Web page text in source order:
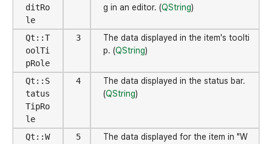
ditRo
le
g in an editor. (QString)
Qt::T
oolTi
pRole
3
The data displayed in the item's toolti
p. (QString)
Qt::S
tatus
TipRo
le
4
The data displayed in the status bar.
(QString)
Qt::W
5
The data displayed for the item in "W